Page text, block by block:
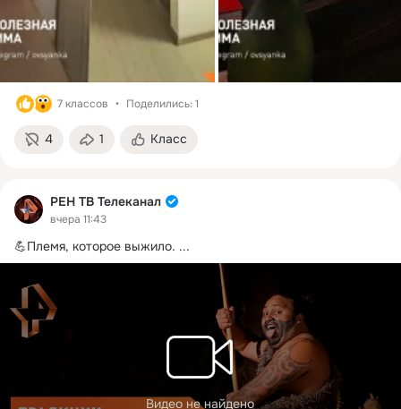
7 классов Поделились: 1
4 1 Класс
РЕН ТВ Телеканал
вчера 11:43
💪Племя, которое выжило. ...
Видео не найдено